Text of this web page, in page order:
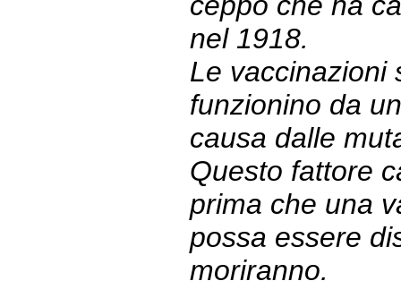
nel 1918.
Le vaccinazioni
funzionino da
causa dalle
Questo fattore
prima che una
possa essere
moriranno.